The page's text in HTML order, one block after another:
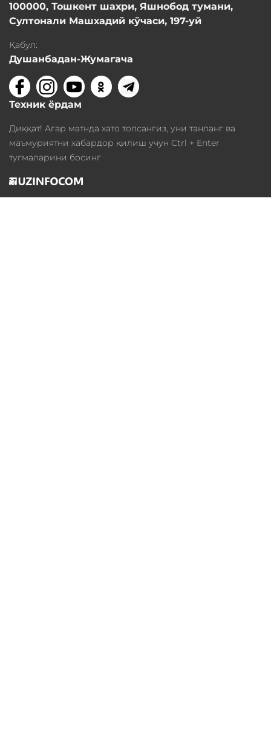
100000, Тошкент шахри, Яшнобод тумани,
Султонали Машхадий кўчаси, 197-уй
Қабул:
Душанбадан-Жумагача
Техник ёрдам
Диққат! Агар матнда хато топсангиз, уни танланг ва
маъмуриятни хабардор қилиш учун Ctrl + Enter
тугмаларини босинг